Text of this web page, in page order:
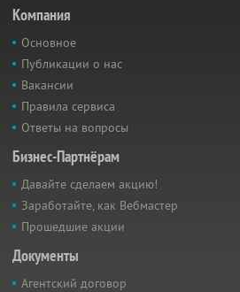
Компания
Основное
Публикации о нас
Вакансии
Правила сервиса
Ответы на вопросы
Бизнес-Партнёрам
Давайте сделаем акцию!
Заработайте, как Вебмастер
Прошедшие акции
Документы
Агентский договор